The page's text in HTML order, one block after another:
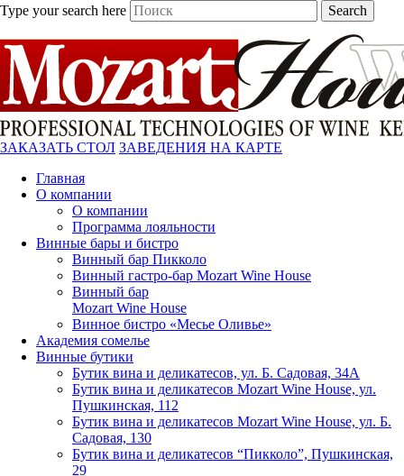
Type your search here Search
ЗАКАЗАТЬ СТОЛ ЗАВЕДЕНИЯ НА КАРТЕ
Главная
О компании
О компании
Программа лояльности
Винные бары и бистро
Винный бар Пикколо
Винный гастро-бар Mozart Wine House
Винный бар
Mozart Wine House
Винное бистро «Месье Оливье»
Академия сомелье
Винные бутики
Бутик вина и деликатесов, ул. Б. Садовая, 34А
Бутик вина и деликатесов Mozart Wine House, ул.
Пушкинская, 112
Бутик вина и деликатесов Mozart Wine House, ул. Б.
Садовая, 130
Бутик вина и деликатесов “Пикколо”, Пушкинская,
29